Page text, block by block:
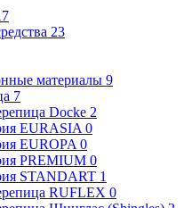
23
материалы 9
7
Docke 2
EURASIA 0
EUROPA 0
PREMIUM 0
STANDART 1
RUFLEX 0